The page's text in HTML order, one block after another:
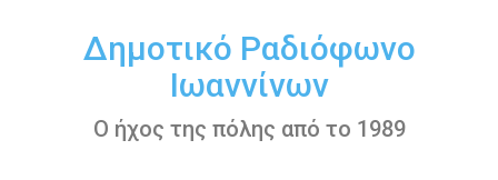
περιεχόμενοΔημοτικό Ραδιόφωνο
Ιωαννίνων
Ο ήχος της πόλης από το 1989